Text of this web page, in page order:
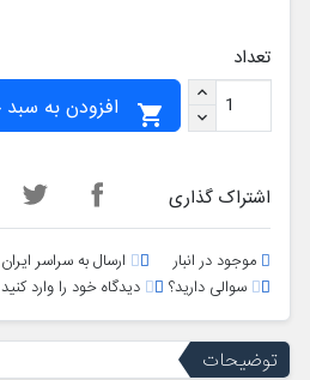
تعداد

اشتراک گذاری
موجود در انبار ارسال به سراسر ایران
سوالی دارید؟
دیدگاه خود را وارد کنید
توضیحات